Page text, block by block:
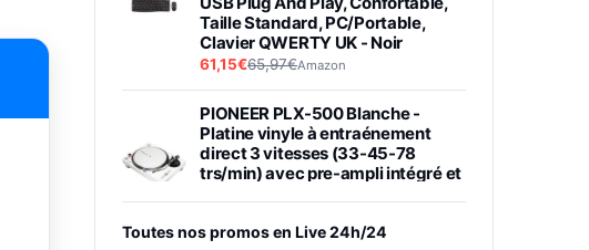
Taille Standard, PC/Portable,
Clavier QWERTY UK - Noir
61,15€65,97€Amazon
PIONEER PLX-500 Blanche -
Platine vinyle à entraénement
direct 3 vitesses (33-45-78
trs/min) avec pre-ampli intégré et
Toutes nos promos en Live 24h/24